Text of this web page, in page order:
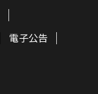
電子公告